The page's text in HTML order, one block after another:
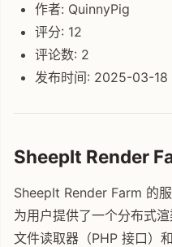
作者: QuinnyPig
评分: 12
评论数: 2
发布时间: 2025-03-
SheepIt Render
SheepIt Render Farm 的
为用户提供了一个分布式
文件读取器（PHP 接口）